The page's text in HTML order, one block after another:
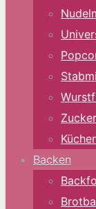
Backen